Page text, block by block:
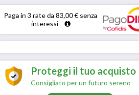
Paga in 3 rate da 83,00 € senza
interessi
Proteggi il tuo acquisto
Consigliato per un futuro sereno